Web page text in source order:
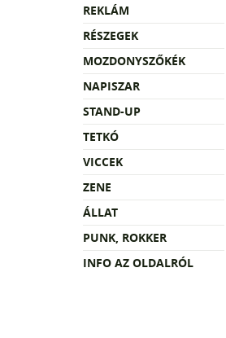
REKLÁM
RÉSZEGEK
MOZDONYSZŐKÉK
NAPISZAR
STAND-UP
TETKÓ
VICCEK
ZENE
ÁLLAT
PUNK, ROKKER
INFO AZ OLDALRÓL